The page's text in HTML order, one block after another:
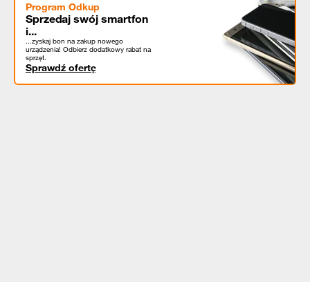
Program Odkup
Sprzedaj swój smartfon
i...
...zyskaj bon na zakup nowego
urządzenia! Odbierz dodatkowy rabat na
sprzęt.
Sprawdź ofertę